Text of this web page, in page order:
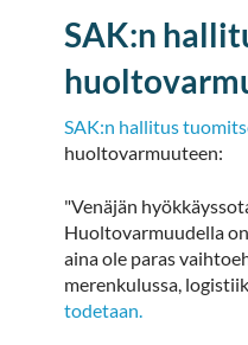
SAK:n
SAK:n hallitus
huoltovarmuuteen:
"Venäjän
Huoltovarmuudella
aina ole paras
merenkulussa,
todetaan.